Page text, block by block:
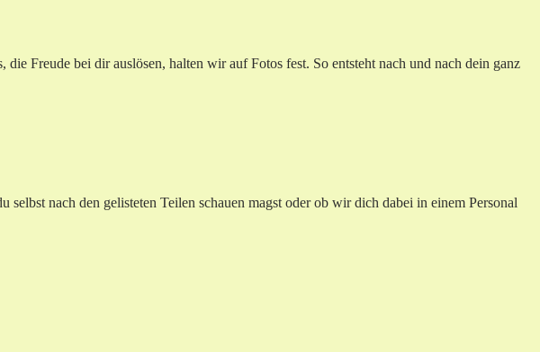
Freude bei dir auslösen, halten wir auf Fotos fest. So entsteht nach und nach dein ganz
nach den gelisteten Teilen schauen magst oder ob wir dich dabei in einem Personal